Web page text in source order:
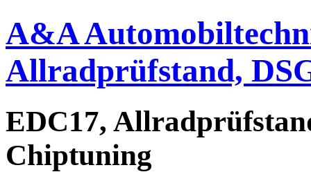
A&A
Allradprüfstand,
EDC17,
Chiptuning